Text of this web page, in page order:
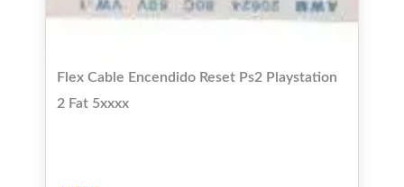
Flex Cable Encendido Reset Ps2 Playstation
2 Fat 5xxxx